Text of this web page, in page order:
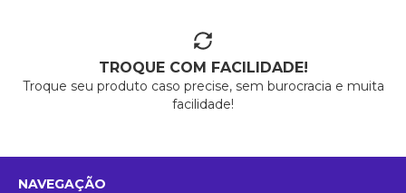
TROQUE COM FACILIDADE!
Troque seu produto caso precise, sem burocracia e muita
facilidade!
NAVEGAÇÃO